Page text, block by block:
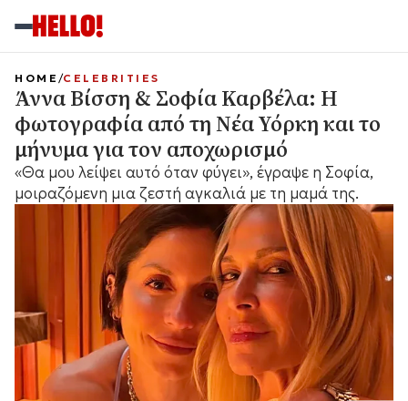
HOME CELEBRITIES
Άννα Βίσση & Σοφία Καρβέλα: Η
φωτογραφία από τη Νέα Υόρκη και το
μήνυμα για τον αποχωρισμό
«Θα μου λείψει αυτό όταν φύγει», έγραψε η Σοφία,
μοιραζόμενη μια ζεστή αγκαλιά με τη μαμά της.